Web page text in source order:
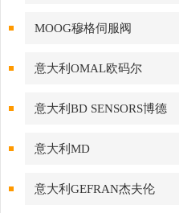
MOOG穆格伺服阀
意大利OMAL欧码尔
意大利BD SENSORS博德
意大利MD
意大利GEFRAN杰夫伦